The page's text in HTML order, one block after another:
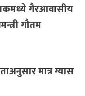
गैरआवासीय
गौतम
मात्र ग्यास